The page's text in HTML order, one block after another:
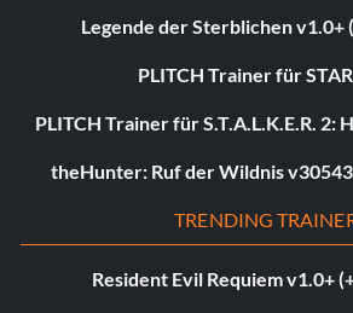
Legende der Sterblichen v1.0+
PLITCH Trainer für
PLITCH Trainer für S.T.A.L.K.E.R. 2:
theHunter: Ruf der Wildnis
TRENDING
Resident Evil Requiem v1.0+